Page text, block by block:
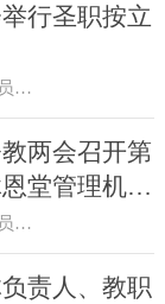
行圣职按立
供稿：通讯员 杨菁
两会召开第
堂管理机构
供稿：通讯员 景健美
责人、教职